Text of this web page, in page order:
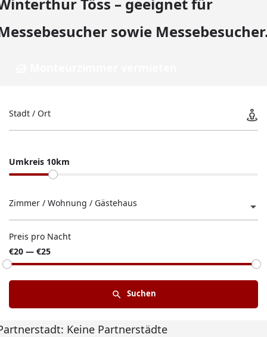
Töss – geeignet für
sowie
Stadt / Ort
Umkreis 10km
Zimmer / Wohnung / Gästehaus
Preis pro Nacht
€20 — €25
Suchen
Keine Partnerstädte